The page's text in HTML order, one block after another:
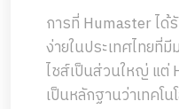
การที่ Humaster ได้
ง่ายในประเทศไทยที่
ไชส์เป็นส่วนใหญ่ แต่
เป็นหลักฐานว่าเทคโ